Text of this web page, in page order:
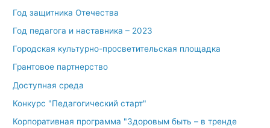
Год защитника Отечества
Год педагога и наставника – 2023
Городская культурно-просветительская площадка
Грантовое партнерство
Доступная среда
Конкурс "Педагогический старт"
Корпоративная программа "Здоровым быть – в тренде